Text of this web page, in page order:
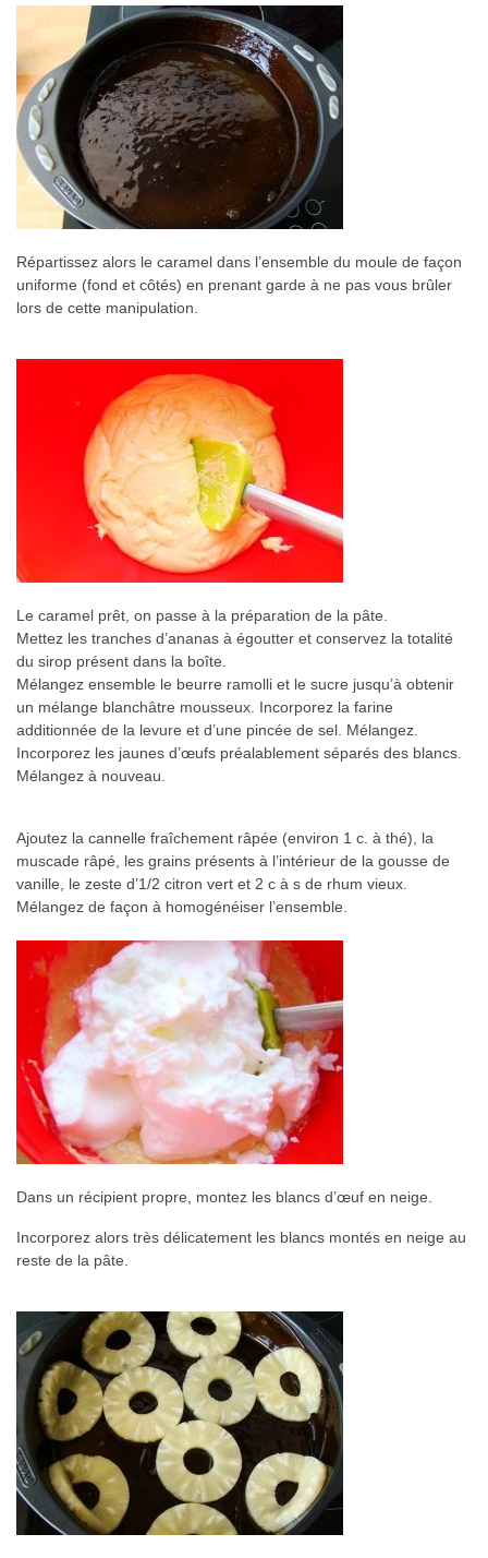
Répartissez alors le caramel dans l’ensemble du moule de façon
uniforme (fond et côtés) en prenant garde à ne pas vous brûler
lors de cette manipulation.
Le caramel prêt, on passe à la préparation de la pâte.
Mettez les tranches d’ananas à égoutter et conservez la totalité
du sirop présent dans la boîte.
Mélangez ensemble le beurre ramolli et le sucre jusqu’à obtenir
un mélange blanchâtre mousseux. Incorporez la farine
additionnée de la levure et d’une pincée de sel. Mélangez.
Incorporez les jaunes d’œufs préalablement séparés des blancs.
Mélangez à nouveau.
Ajoutez la cannelle fraîchement râpée (environ 1 c. à thé), la
muscade râpé, les grains présents à l’intérieur de la gousse de
vanille, le zeste d’1/2 citron vert et 2 c à s de rhum vieux.
Mélangez de façon à homogénéiser l’ensemble.
Dans un récipient propre, montez les blancs d’œuf en neige.
Incorporez alors très délicatement les blancs montés en neige au
reste de la pâte.